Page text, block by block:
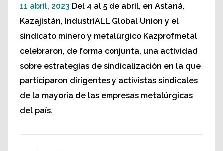
11 abril, 2023 Del 4 al 5 de abril, en Astaná,
Kazajistán, IndustriALL Global Union y el
sindicato minero y metalúrgico Kazprofmetal
celebraron, de forma conjunta, una actividad
sobre estrategias de sindicalización en la que
participaron dirigentes y activistas sindicales
de la mayoría de las empresas metalúrgicas
del país.